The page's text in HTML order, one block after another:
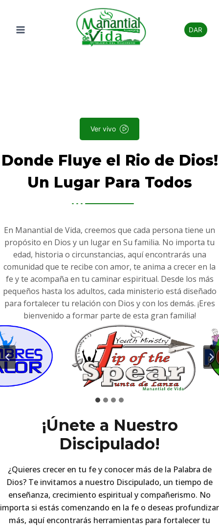
contenido
DAR
Ver vivo
Donde Fluye el Rio de Dios!
Un Lugar Para Todos
En Manantial de Vida, creemos que cada persona tiene un
propósito en Dios y un lugar en Su familia. No importa tu
edad, historia o circunstancias, aquí encontrarás una
comunidad que te recibe con amor, te anima a crecer en la
fe y te acompaña en tu caminar espiritual. Desde los más
pequeños hasta los adultos, cada ministerio está diseñado
para fortalecer tu relación con Dios y con los demás. ¡Eres
bienvenido a formar parte de esta gran familia!
¡Únete a Nuestro
Discipulado!
¿Quieres crecer en tu fe y conocer más de la Palabra de
Dios? Te invitamos a nuestro Discipulado, un tiempo de
enseñanza, crecimiento espiritual y compañerismo. No
importa si estás comenzando en la fe o deseas profundizar
más, aquí encontrarás herramientas para fortalecer tu